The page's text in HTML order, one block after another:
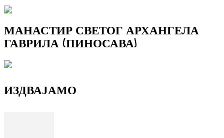
МАНАСТИР СВЕТОГ АРХАНГЕЛА
ГАВРИЛА (ПИНОСАВА)
ИЗДВАЈАМО